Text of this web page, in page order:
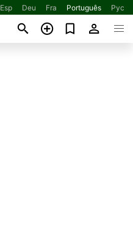
Esp Deu Fra Português Рус